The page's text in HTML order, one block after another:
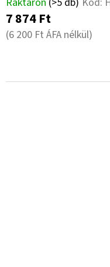
7 874 Ft
(6 200 Ft ÁFA nélkül)